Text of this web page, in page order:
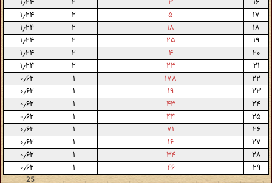
۱۷
۵ ۲
۱٫۲۴
۱۸
۱۸ ۲
۱٫۲۴
۱۹
۲۵ ۲
۱٫۲۴
۲۰
۴ ۲
۱٫۲۴
۲۱
۲۳ ۲
۱٫۲۴
۲۲
۱۷۸ ۱
۰٫۶۲
۲۳
۱۹ ۱
۰٫۶۲
۲۴
۴۳ ۱
۰٫۶۲
۲۵
۴۴ ۱
۰٫۶۲
۲۶
۷۱ ۱
۰٫۶۲
۲۷
۱۶ ۱
۰٫۶۲
۲۸
۳۴ ۱
۰٫۶۲
۲۹
۴۶ ۱ ۰٫۶۲